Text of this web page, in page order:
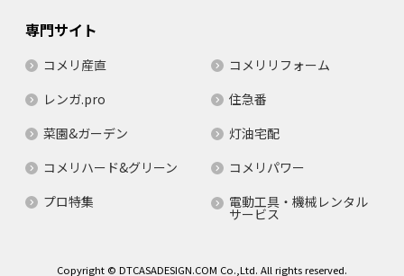
専門サイト
コメリ産直
コメリリフォーム
レンガ.pro
住急番
菜園&ガーデン
灯油宅配
コメリハード&グリーン
コメリパワー
プロ特集
電動工具・機械レンタル
サービス
Copyright © DTCASADESIGN.COM Co.,Ltd. All rights reserved.